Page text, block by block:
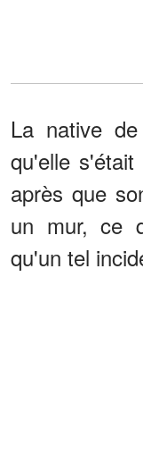
La native
qu'elle
après que
un mur, ce
qu'un tel